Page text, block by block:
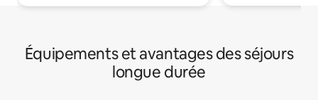
Équipements et avantages des séjours
longue durée